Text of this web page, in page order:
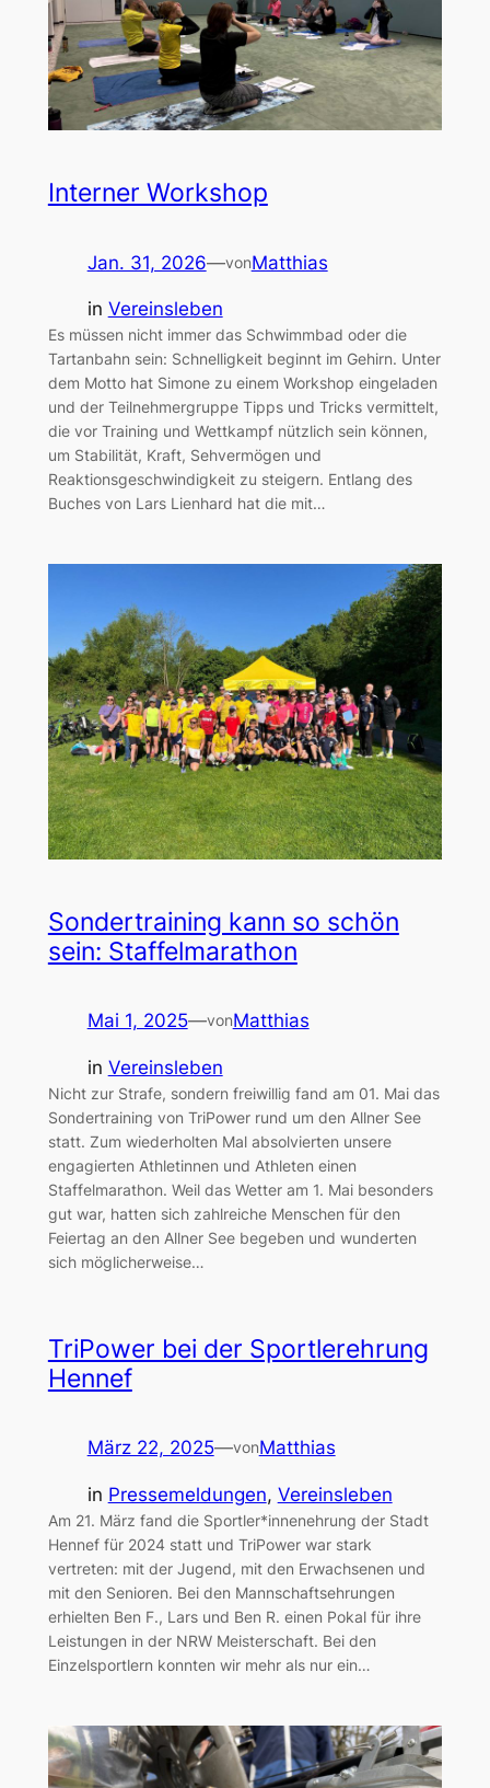
Interner Workshop
Jan. 31, 2026—vonMatthias
in Vereinsleben
Es müssen nicht immer das Schwimmbad oder die
Tartanbahn sein: Schnelligkeit beginnt im Gehirn. Unter
dem Motto hat Simone zu einem Workshop eingeladen
und der Teilnehmergruppe Tipps und Tricks vermittelt,
die vor Training und Wettkampf nützlich sein können,
um Stabilität, Kraft, Sehvermögen und
Reaktionsgeschwindigkeit zu steigern. Entlang des
Buches von Lars Lienhard hat die mit…
Sondertraining kann so schön
sein: Staffelmarathon
Mai 1, 2025—vonMatthias
in Vereinsleben
Nicht zur Strafe, sondern freiwillig fand am 01. Mai das
Sondertraining von TriPower rund um den Allner See
statt. Zum wiederholten Mal absolvierten unsere
engagierten Athletinnen und Athleten einen
Staffelmarathon. Weil das Wetter am 1. Mai besonders
gut war, hatten sich zahlreiche Menschen für den
Feiertag an den Allner See begeben und wunderten
sich möglicherweise…
TriPower bei der Sportlerehrung
Hennef
März 22, 2025—vonMatthias
in Pressemeldungen, Vereinsleben
Am 21. März fand die Sportler*innenehrung der Stadt
Hennef für 2024 statt und TriPower war stark
vertreten: mit der Jugend, mit den Erwachsenen und
mit den Senioren. Bei den Mannschaftsehrungen
erhielten Ben F., Lars und Ben R. einen Pokal für ihre
Leistungen in der NRW Meisterschaft. Bei den
Einzelsportlern konnten wir mehr als nur ein…